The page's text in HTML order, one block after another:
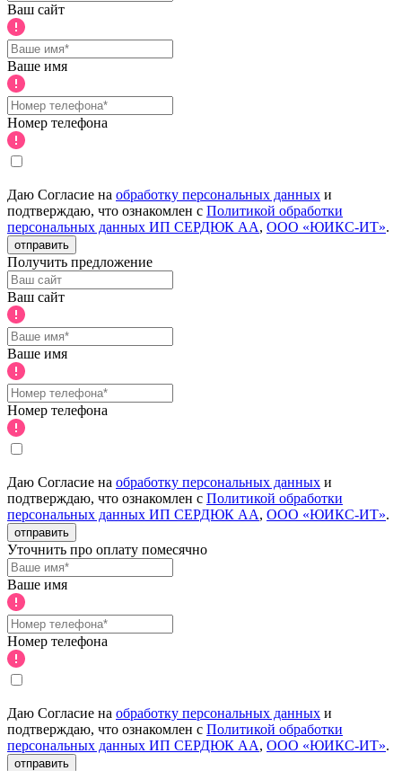
Ваш сайт
Ваше имя
Номер телефона
Даю Согласие на обработку персональных данных и
подтверждаю, что ознакомлен с Политикой обработки
персональных данных ИП СЕРДЮК АА, ООО «ЮИКС-ИТ».
отправить
Получить предложение
Ваш сайт
Ваше имя
Номер телефона
Даю Согласие на обработку персональных данных и
подтверждаю, что ознакомлен с Политикой обработки
персональных данных ИП СЕРДЮК АА, ООО «ЮИКС-ИТ».
отправить
Уточнить про оплату помесячно
Ваше имя
Номер телефона
Даю Согласие на обработку персональных данных и
подтверждаю, что ознакомлен с Политикой обработки
персональных данных ИП СЕРДЮК АА, ООО «ЮИКС-ИТ».
отправить